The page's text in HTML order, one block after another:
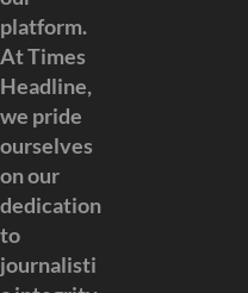
platform.
At Times
Headline,
we pride
ourselves
on our
dedication
to
journalisti